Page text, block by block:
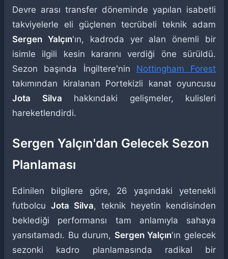
Devre arası transfer döneminde yapılan isabetli
takviyelerle eli güçlenen tecrübeli teknik adam
Sergen Yalçın'ın, kadroda yer alan önemli bir
isimle ilgili kesin kararını verdiği öne sürüldü.
Sezon başında İngiltere'nin Nottingham Forest
takımından kiralanan Portekizli kanat oyuncusu
Jota Silva hakkındaki gelişmeler, kulisleri
hareketlendirdi.
Sergen Yalçın'dan Gelecek Sezon
Planlaması
Edinilen bilgilere göre, 26 yaşındaki yetenekli
futbolcu Jota Silva, teknik heyetin kendisinden
beklediği performansı tam anlamıyla sahaya
yansıtamadı. Bu durum, Sergen Yalçın'ın gelecek
sezonki kadro planlamasında radikal bir